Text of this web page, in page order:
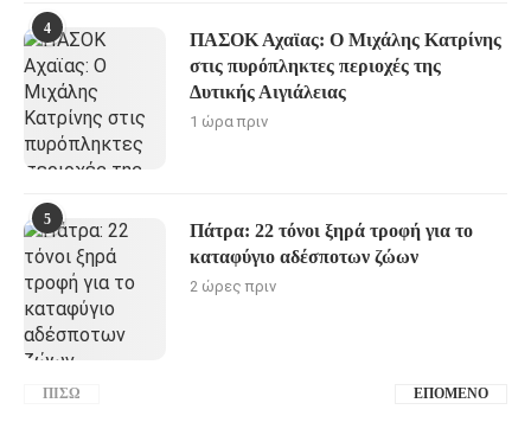
4
ΠΑΣΟΚ Αχαϊας: Ο Μιχάλης Κατρίνης
στις πυρόπληκτες περιοχές της
Δυτικής Αιγιάλειας
1 ώρα πριν
5
Πάτρα: 22 τόνοι ξηρά τροφή για το
καταφύγιο αδέσποτων ζώων
2 ώρες πριν
ΠΊΣΩ ΕΠΌΜΕΝΟ